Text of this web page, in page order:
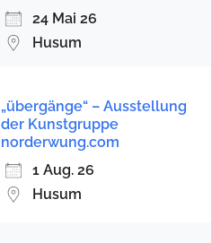
24 Mai 26
Husum
„übergänge“ – Ausstellung
der Kunstgruppe
norderwung.com
1 Aug. 26
Husum